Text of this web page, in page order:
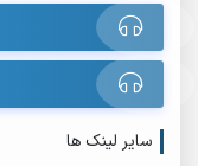
سایر لینک ها